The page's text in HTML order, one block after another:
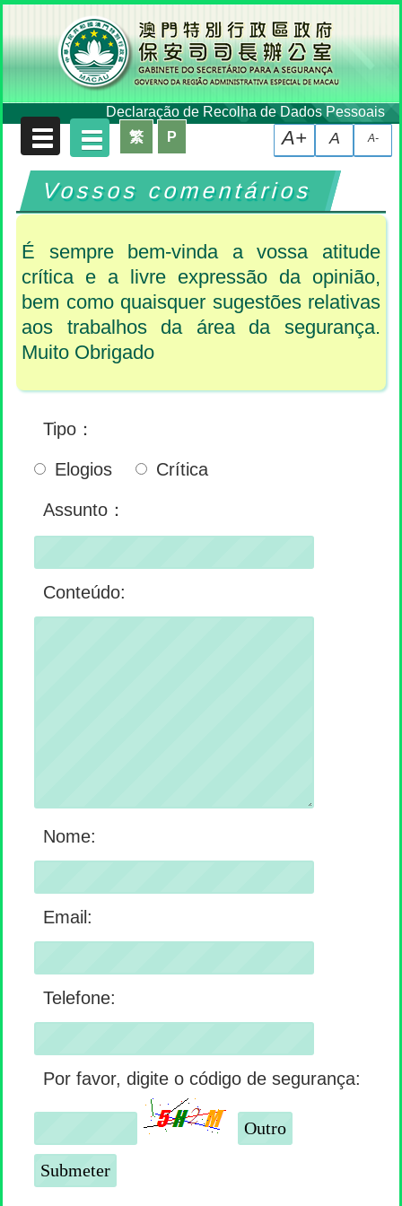
Declaração de Recolha de Dados Pessoais
A-
A
A+
繁 P
Vossos comentários
É sempre bem-vinda a vossa atitude
crítica e a livre expressão da opinião,
bem como quaisquer sugestões relativas
aos trabalhos da área da segurança.
Muito Obrigado
Tipo：
Elogios Crítica
Assunto：
Conteúdo:
Nome:
Email:
Telefone:
Por favor, digite o código de segurança: